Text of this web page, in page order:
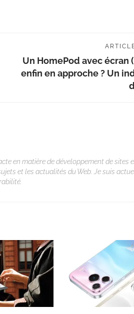
Un HomePod avec écran
enfin en approche ? Un
en matière de développement de sites
et les actualités du Web. Je suis